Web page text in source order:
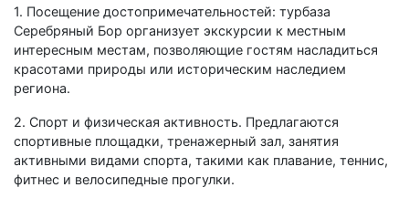
1. Посещение достопримечательностей: турбаза
Серебряный Бор организует экскурсии к местным
интересным местам, позволяющие гостям насладиться
красотами природы или историческим наследием
региона.
2. Спорт и физическая активность. Предлагаются
спортивные площадки, тренажерный зал, занятия
активными видами спорта, такими как плавание, теннис,
фитнес и велосипедные прогулки.